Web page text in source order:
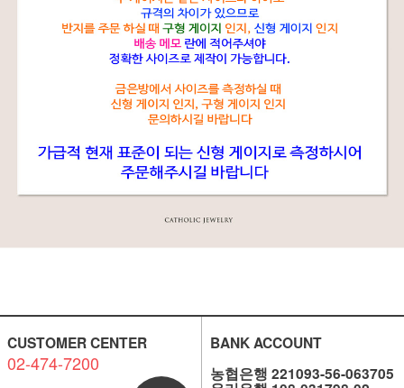
CUSTOMER CENTER
02-474-7200
BANK ACCOUNT
농협은행 221093-56-063705